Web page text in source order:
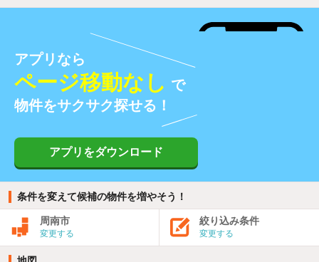
アプリなら
ページ移動なし で
物件をサクサク探せる！
アプリをダウンロード
条件を変えて候補の物件を増やそう！
周南市
変更する
絞り込み条件
変更する